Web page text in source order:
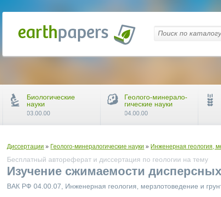
Диссертации » Геолого-минералогические науки » Инженерная геология,
Бесплатный автореферат и диссертация по геологии на тему
Изучение сжимаемости
ВАК РФ 04.00.07, Инженерная геология, мерзлотоведение и
Биологические
науки
03.00.00
Геолого-минерало-
гические науки
04.00.00